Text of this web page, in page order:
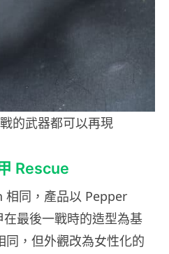
的武器都可以再現
Rescue
同，產品以 Pepper
最後一戰時的造型為基
，但外觀改為女性化的